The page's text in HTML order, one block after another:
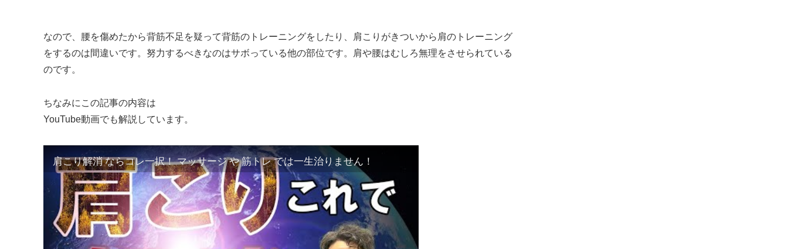
なので、腰を傷めたから背筋不足を疑って背筋のトレーニングをしたり、肩こりがきついから肩のトレーニング
をするのは間違いです。努力するべきなのはサボっている他の部位です。肩や腰はむしろ無理をさせられている
のです。
ちなみにこの記事の内容は
YouTube動画でも解説しています。
肩こり解消 ならコレ一択！ マッサージ や 筋トレ では一生治りません！